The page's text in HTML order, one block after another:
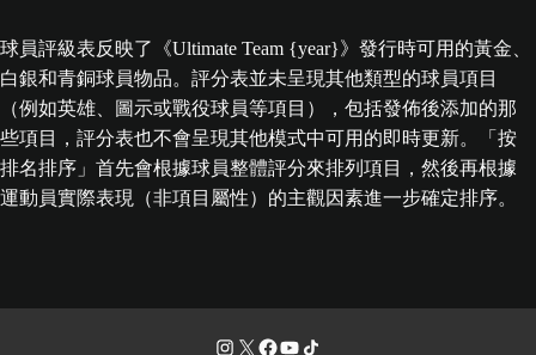
球員評級表反映了《Ultimate Team {year}》發行時可用的黃金、
白銀和青銅球員物品。評分表並未呈現其他類型的球員項目
（例如英雄、圖示或戰役球員等項目），包括發佈後添加的那
些項目，評分表也不會呈現其他模式中可用的即時更新。「按
排名排序」首先會根據球員整體評分來排列項目，然後再根據
運動員實際表現（非項目屬性）的主觀因素進一步確定排序。